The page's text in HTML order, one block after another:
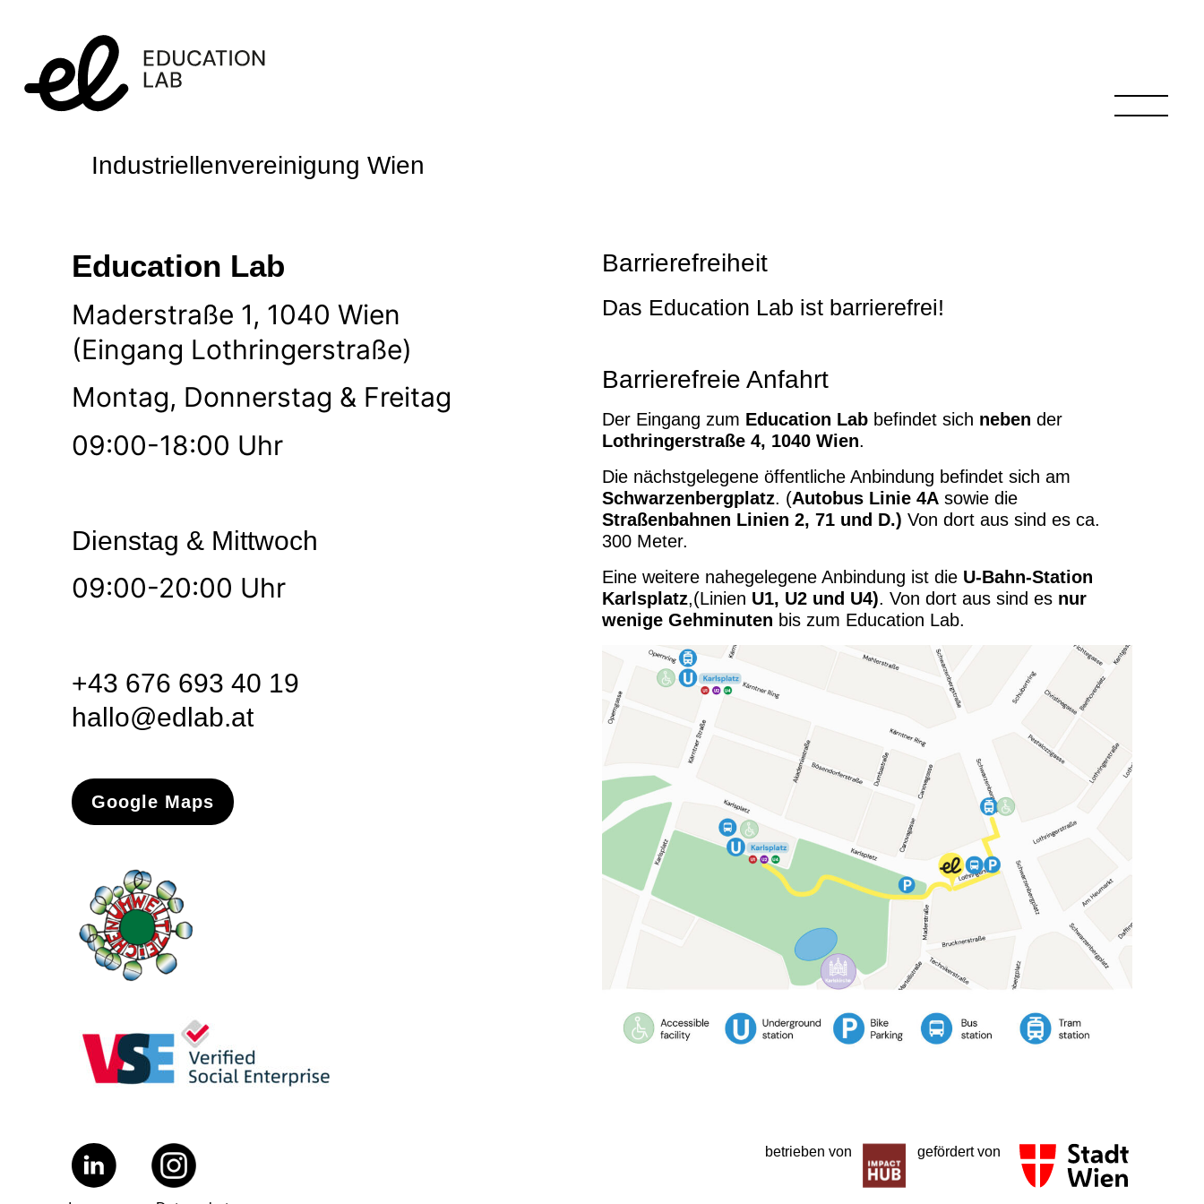
Industriellenvereinigung Wien
Education Lab
Maderstraße 1, 1040 Wien
(Eingang Lothringerstraße)
Montag, Donnerstag & Freitag
09:00-18:00 Uhr
Dienstag & Mittwoch
09:00-20:00 Uhr
+43 676 693 40 19
hallo@edlab.at
Google Maps
Barrierefreiheit
Das Education Lab ist barrierefrei!
Barrierefreie Anfahrt
Der Eingang zum Education Lab befindet sich neben der
Lothringerstraße 4, 1040 Wien.
Die nächstgelegene öffentliche Anbindung befindet sich am
Schwarzenbergplatz. (Autobus Linie 4A sowie die
Straßenbahnen Linien 2, 71 und D.) Von dort aus sind es ca.
300 Meter.
Eine weitere nahegelegene Anbindung ist die U-Bahn-Station
Karlsplatz,(Linien U1, U2 und U4). Von dort aus sind es nur
wenige Gehminuten bis zum Education Lab.
gefördert von
betrieben von